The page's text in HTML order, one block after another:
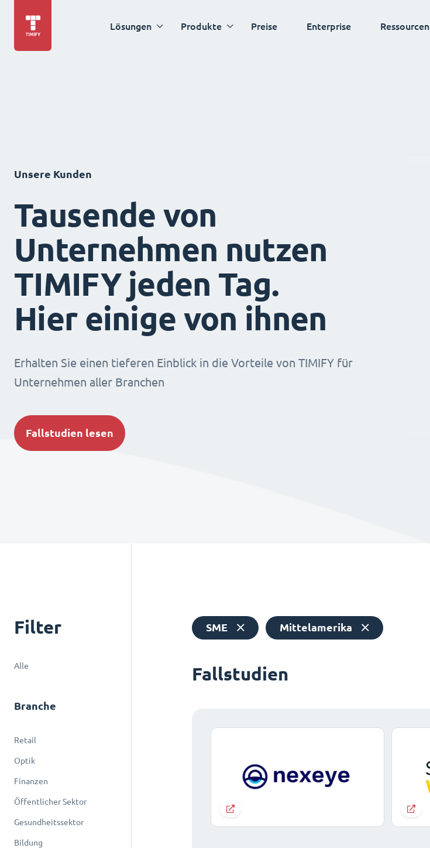
Lösungen Produkte Preise Enterprise Ressourcen
Unsere Kunden
Tausende von
Unternehmen nutzen
TIMIFY jeden Tag.
Hier einige von ihnen
Erhalten Sie einen tieferen Einblick in die Vorteile von TIMIFY für
Unternehmen aller Branchen
Fallstudien lesen
Filter
Alle
Branche
Retail
Optik
Finanzen
Öffentlicher Sektor
Gesundheitssektor
Bildung
SME Mittelamerika
Fallstudien